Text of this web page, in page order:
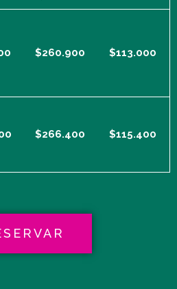
$260.900 $113.000
$266.400 $115.400